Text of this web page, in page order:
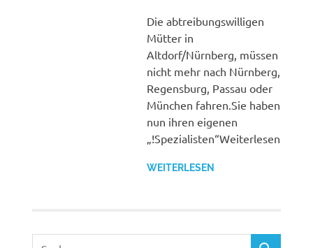
Die abtreibungswilligen
Mütter in
Altdorf/Nürnberg, müssen
nicht mehr nach Nürnberg,
Regensburg, Passau oder
München fahren.Sie haben
nun ihren eigenen
„!Spezialisten“Weiterlesen
WEITERLESEN